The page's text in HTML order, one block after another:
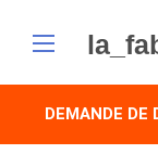
DEMANDE DE